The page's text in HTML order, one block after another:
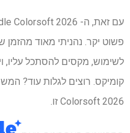
פשוט יקר. נהניתי מאוד
לשימוש, מקסים להסתכל עליו,
Colorsoft 2026 זו.